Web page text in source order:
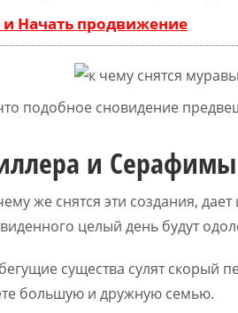
и Начать продвижение
подобное сновидение
и Серафимы
же снятся эти создания,
целый день будут
существа сулят скорый
большую и дружную семью.